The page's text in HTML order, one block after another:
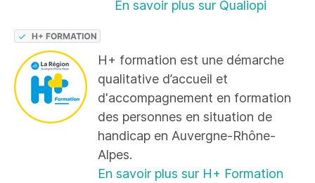
En savoir plus sur Qualiopi
H+ formation est une démarche
qualitative d’accueil et
d'accompagnement en formation
des personnes en situation de
handicap en Auvergne-Rhône-
Alpes.
En savoir plus sur H+ Formation